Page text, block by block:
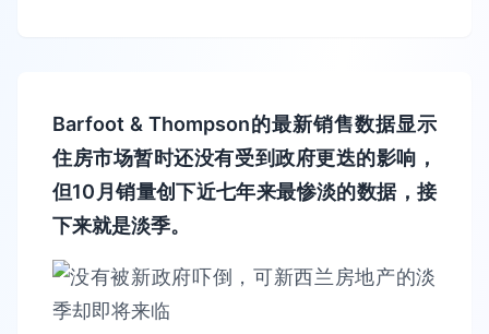
Barfoot & Thompson的最新销售数据显示
住房市场暂时还没有受到政府更迭的影响，
但10月销量创下近七年来最惨淡的数据，接
下来就是淡季。